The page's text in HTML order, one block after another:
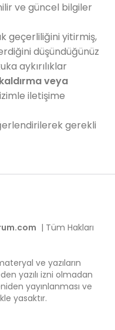
ve güncel bilgiler
geçerliliğini yitirmiş,
düşündüğünüz
aykırılıklar
kaldırma veya
iletişime
gerekli
| Tüm Hakları
ve yazıların
yazılı izni olmadan
yayınlanması ve
yasaktır.